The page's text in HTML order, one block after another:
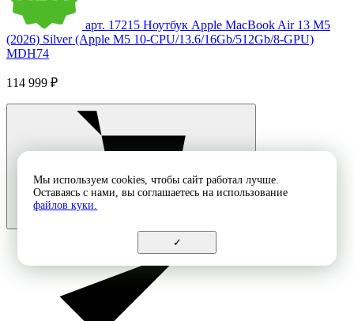
арт. 17215 Ноутбук Apple MacBook Air 13 M5
(2026) Silver (Apple M5 10-CPU/13.6/16Gb/512Gb/8-GPU)
MDH74
114 999 ₽
Мы используем cookies, чтобы сайт работал лучше.
Оставаясь с нами, вы соглашаетесь на использование
файлов куки.
✓